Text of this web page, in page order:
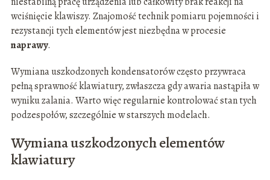
wciśnięcie klawiszy. Znajomość technik pomiaru pojemności i
rezystancji tych elementów jest niezbędna w procesie
naprawy.
Wymiana uszkodzonych kondensatorów często przywraca
pełną sprawność klawiatury, zwłaszcza gdy awaria nastąpiła w
wyniku zalania. Warto więc regularnie kontrolować stan tych
podzespołów, szczególnie w starszych modelach.
Wymiana uszkodzonych elementów
klawiatury